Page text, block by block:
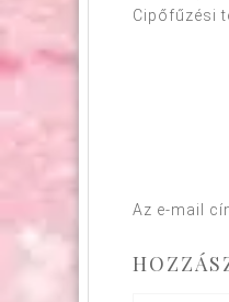
Cipőfűzési
Az e-mail